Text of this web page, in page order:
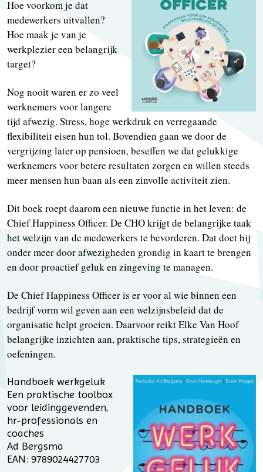
Hoe voorkom je dat
medewerkers uitvallen?
Hoe maak je van je
werkplezier een belangrijk
target?
Nog nooit waren er zo veel
werknemers voor langere
tijd afwezig. Stress, hoge werkdruk en verregaande
flexibiliteit eisen hun tol. Bovendien gaan we door de
vergrijzing later op pensioen, beseffen we dat gelukkige
werknemers voor betere resultaten zorgen en willen steeds
meer mensen hun baan als een zinvolle activiteit zien.
Dit boek roept daarom een nieuwe functie in het leven: de
Chief Happiness Officer. De CHO krijgt de belangrijke taak
het welzijn van de medewerkers te bevorderen. Dat doet hij
onder meer door afwezigheden grondig in kaart te brengen
en door proactief geluk en zingeving te managen.
De Chief Happiness Officer is er voor al wie binnen een
bedrijf vorm wil geven aan een welzijnsbeleid dat de
organisatie helpt groeien. Daarvoor reikt Elke Van Hoof
belangrijke inzichten aan, praktische tips, strategieën en
oefeningen.
Handboek werkgeluk
Een praktische toolbox
voor leidinggevenden,
hr-professionals en
coaches
Ad Bergsma
EAN: 9789024427703